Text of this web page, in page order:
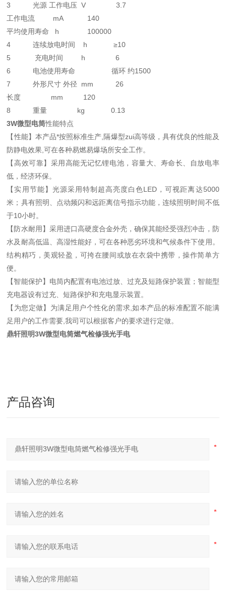
3 光源 工作电压 V 3.7
工作电流 mA 140
平均使用寿命 h 100000
4 连续放电时间 h ≥10
5 充电时间 h 6
6 电池使用寿命 循环 约1500
7 外形尺寸 外径 mm 26
长度 mm 120
8 重量 kg 0.13
3W微型电筒性能特点
【性能】本产品*按照标准生产,隔爆型zui高等级，具有优良的性能及
防静电效果,可在各种易燃易爆场所安全工作。
【高效可靠】采用高能无记忆锂电池，容量大、寿命长、自放电率
低，经济环保。
【实用节能】光源采用特制超高亮度白色LED，可视距离达5000
米；具有照明、点动频闪和远距离信号指示功能，连续照明时间不低
于10小时。
【防水耐用】采用进口高硬度合金外壳，确保其能经受强烈冲击，防
水及耐高低温、高湿性能好，可在各种恶劣环境和气候条件下使用。
结构精巧，美观轻盈，可挎在腰间或放在衣袋中携带，操作简单方
便。
【智能保护】电筒内配置有电池过放、过充及短路保护装置；智能型
充电器设有过充、短路保护和充电显示装置。
【为您定做】为满足用户个性化的需求,如本产品的标准配置不能满
足用户的工作需要,我司可以根据客户的要求进行定做。
鼎轩照明3W微型电筒燃气检修强光手电
产品咨询